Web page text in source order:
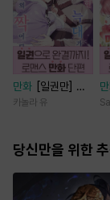
만화
[일권만] 죽
을 뻔한 늑대가 운
카놀라 유
당신만을 위한